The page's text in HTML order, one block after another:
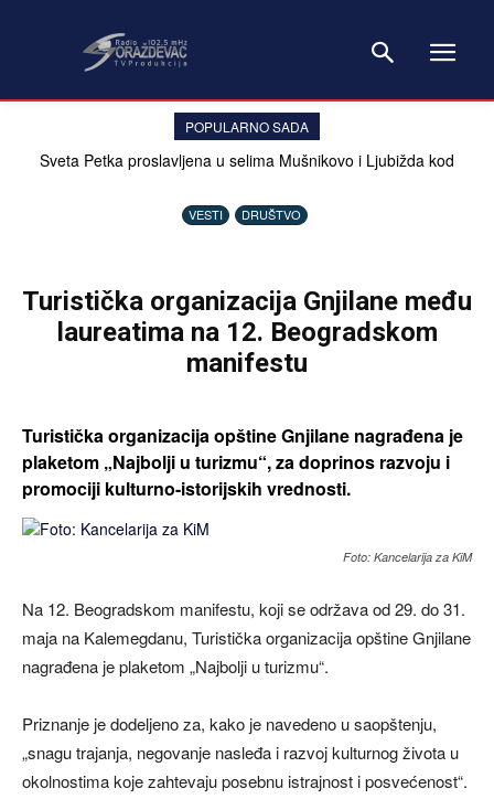
POPULARNO SADA
Sveta Petka proslavljena u selima Mušnikovo i Ljubižda kod
VESTI DRUŠTVO
Turistička organizacija Gnjilane među
laureatima na 12. Beogradskom
manifestu
Turistička organizacija opštine Gnjilane nagrađena je
plaketom „Najbolji u turizmu“, za doprinos razvoju i
promociji kulturno-istorijskih vrednosti.
Foto: Kancelarija za KiM
Na 12. Beogradskom manifestu, koji se održava od 29. do 31.
maja na Kalemegdanu, Turistička organizacija opštine Gnjilane
nagrađena je plaketom „Najbolji u turizmu“.
Priznanje je dodeljeno za, kako je navedeno u saopštenju,
„snagu trajanja, negovanje nasleđa i razvoj kulturnog života u
okolnostima koje zahtevaju posebnu istrajnost i posvećenost“.